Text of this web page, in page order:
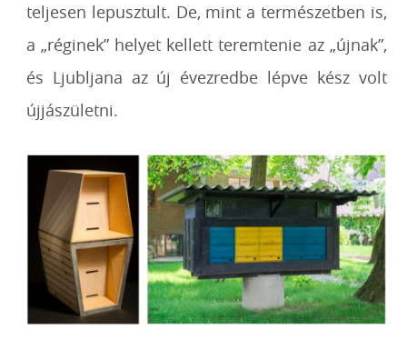
teljesen lepusztult. De, mint a természetben is,
a „réginek” helyet kellett teremtenie az „újnak”,
és Ljubljana az új évezredbe lépve kész volt
újjászületni.